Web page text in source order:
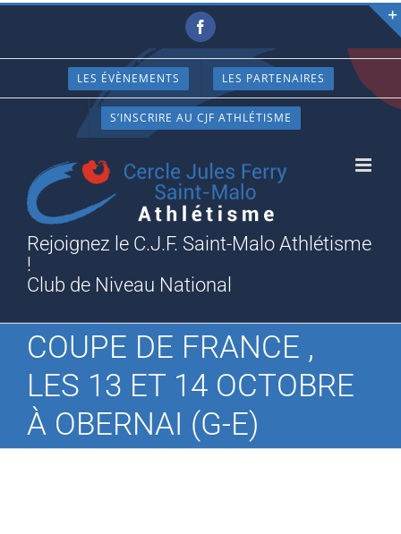
Passer
contenu
Facebook
LES ÉVÈNEMENTS LES PARTENAIRES
S’INSCRIRE AU CJF ATHLÉTISME
Rejoignez le C.J.F. Saint-Malo Athlétisme
!
Club de Niveau National
COUPE DE FRANCE ,
LES 13 ET 14 OCTOBRE
À OBERNAI (G-E)